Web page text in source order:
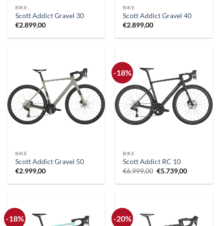
BIKE
Scott Addict Gravel 30
€2.899,00
BIKE
Scott Addict Gravel 40
€2.899,00
BIKE
Scott Addict Gravel 50
€2.999,00
-18%
BIKE
Scott Addict RC 10
€6.999,00 Il
originale
€5.739,00Il
attuale
-18% -20%